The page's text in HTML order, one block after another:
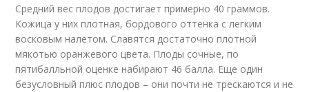
Средний вес плодов достигает примерно 40 граммов.
Кожица у них плотная, бордового оттенка с легким
восковым налетом. Славятся достаточно плотной
мякотью оранжевого цвета. Плоды сочные, по
пятибалльной оценке набирают 46 балла. Еще один
безусловный плюс плодов – они почти не трескаются и не